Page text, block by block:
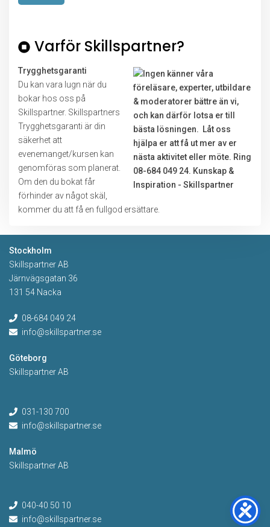
Varför Skillspartner?
Trygghetsgaranti
Du kan vara lugn när du
bokar hos oss på
Skillspartner. Skillspartners
Trygghetsgaranti är din
säkerhet att
evenemanget/kursen kan
genomföras som planerat.
Om den du bokat får
förhinder av något skäl,
kommer du att få en fullgod ersättare.
Stockholm
Skillspartner AB
Järnvägsgatan 36
131 54 Nacka
08-684 049 24
info@skillspartner.se
Göteborg
Skillspartner AB
031-130 700
info@skillspartner.se
Malmö
Skillspartner AB
040-40 50 10
info@skillspartner.se